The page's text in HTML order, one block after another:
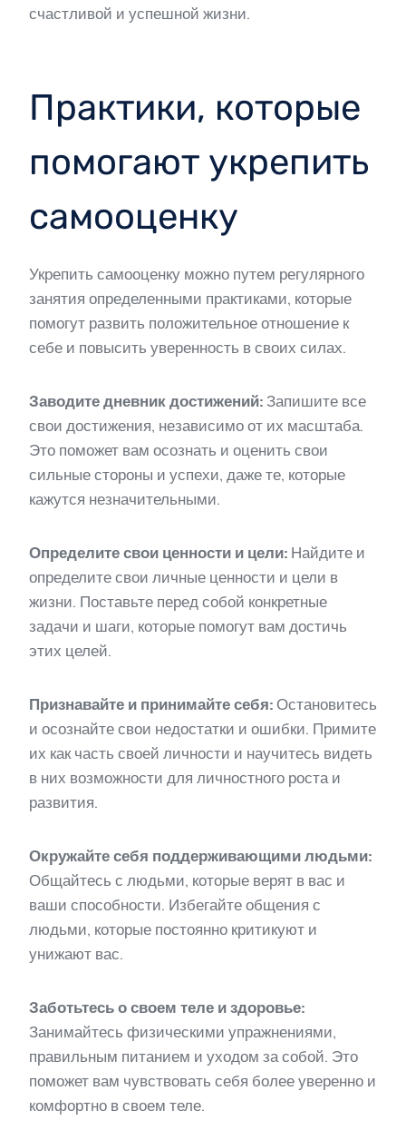
счастливой и успешной жизни.
Практики, которые
помогают укрепить
самооценку
Укрепить самооценку можно путем регулярного
занятия определенными практиками, которые
помогут развить положительное отношение к
себе и повысить уверенность в своих силах.
Заводите дневник достижений: Запишите все
свои достижения, независимо от их масштаба.
Это поможет вам осознать и оценить свои
сильные стороны и успехи, даже те, которые
кажутся незначительными.
Определите свои ценности и цели: Найдите и
определите свои личные ценности и цели в
жизни. Поставьте перед собой конкретные
задачи и шаги, которые помогут вам достичь
этих целей.
Признавайте и принимайте себя: Остановитесь
и осознайте свои недостатки и ошибки. Примите
их как часть своей личности и научитесь видеть
в них возможности для личностного роста и
развития.
Окружайте себя поддерживающими людьми:
Общайтесь с людьми, которые верят в вас и
ваши способности. Избегайте общения с
людьми, которые постоянно критикуют и
унижают вас.
Заботьтесь о своем теле и здоровье:
Занимайтесь физическими упражнениями,
правильным питанием и уходом за собой. Это
поможет вам чувствовать себя более уверенно и
комфортно в своем теле.